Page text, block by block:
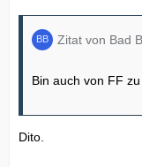
Zitat von Bad
Bin auch von FF
Dito.